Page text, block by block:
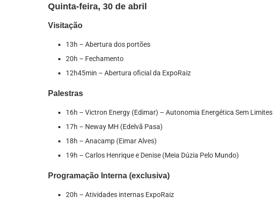
Quinta-feira, 30 de abril
Visitação
13h – Abertura dos portões
20h – Fechamento
12h45min – Abertura oficial da ExpoRaiz
Palestras
16h – Victron Energy (Edimar) – Autonomia Energética Sem Limites
17h – Neway MH (Edelvã Pasa)
18h – Anacamp (Eimar Alves)
19h – Carlos Henrique e Denise (Meia Dúzia Pelo Mundo)
Programação Interna (exclusiva)
20h – Atividades internas ExpoRaiz